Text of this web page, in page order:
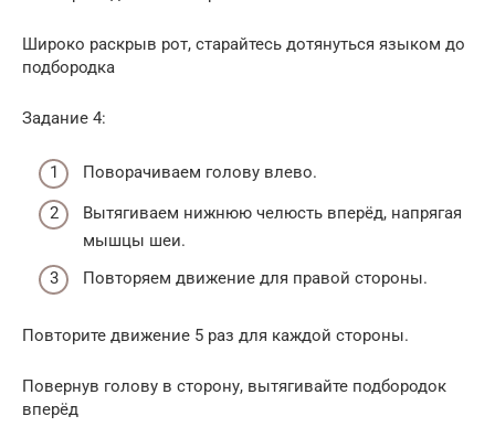
Широко раскрыв рот, старайтесь дотянуться языком до
подбородка
Задание 4:
Поворачиваем голову влево.
Вытягиваем нижнюю челюсть вперёд, напрягая
мышцы шеи.
Повторяем движение для правой стороны.
Повторите движение 5 раз для каждой стороны.
Повернув голову в сторону, вытягивайте подбородок
вперёд